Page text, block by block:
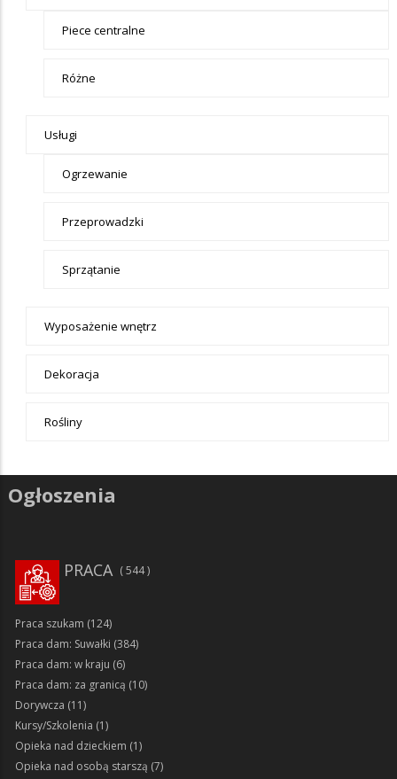
Piece centralne
Różne
Usługi
Ogrzewanie
Przeprowadzki
Sprzątanie
Wyposażenie wnętrz
Dekoracja
Rośliny
Ogłoszenia
PRACA 544
Praca szukam (124)
Praca dam: Suwałki (384)
Praca dam: w kraju (6)
Praca dam: za granicą (10)
Dorywcza (11)
Kursy/Szkolenia (1)
Opieka nad dzieckiem (1)
Opieka nad osobą starszą (7)